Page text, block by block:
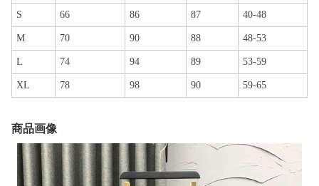
S 66 86 87 40-48
M 70 90 88 48-53
L 74 94 89 53-59
XL 78 98 90 59-65
商品画像